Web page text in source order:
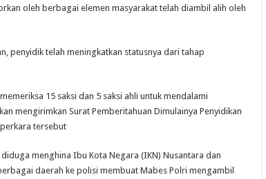
oleh berbagai elemen masyarakat telah diambil alih oleh
penyidik telah meningkatkan statusnya dari tahap
15 saksi dan 5 saksi ahli untuk mendalami
mengirimkan Surat Pemberitahuan Dimulainya Penyidikan
perkara tersebut
menghina Ibu Kota Negara (IKN) Nusantara dan
daerah ke polisi membuat Mabes Polri mengambil